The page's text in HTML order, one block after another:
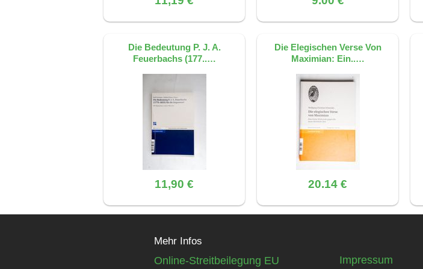
Die Bedeutung P. J. A.
Feuerbachs (177..…
11,90 €
Die Elegischen Verse Von
Maximian: Ein..…
20.14 €
Mehr Infos
Online-Streitbeilegung EU Impressum